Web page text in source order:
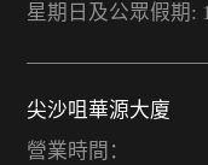
星期日及公眾假期:
尖沙咀華源大廈
營業時間：